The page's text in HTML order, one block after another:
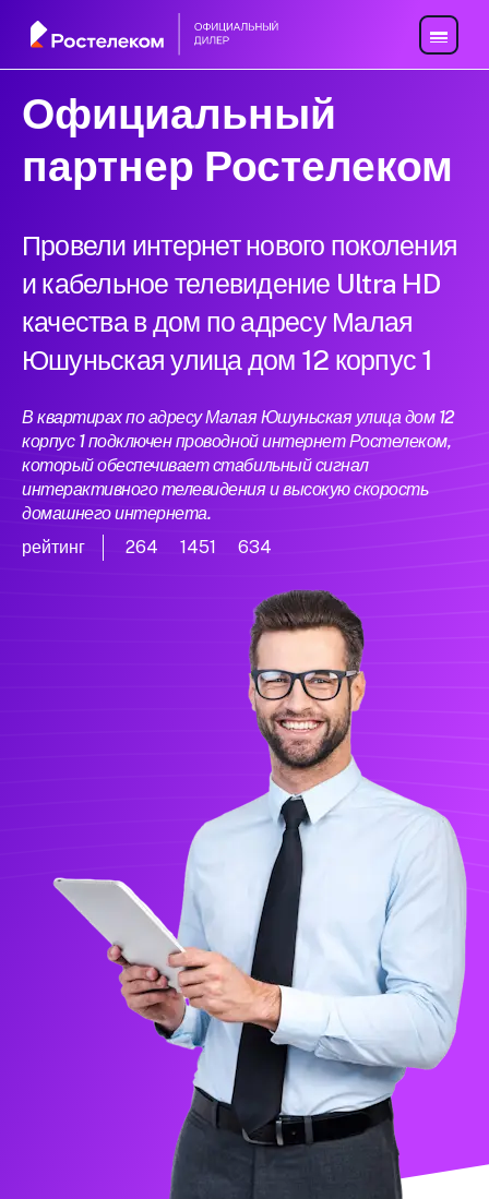
Официальный
партнер Ростелеком
Провели интернет нового поколения
и кабельное телевидение Ultra HD
качества в дом по адресу Малая
Юшуньская улица дом 12 корпус 1
В квартирах по адресу Малая Юшуньская улица дом 12
корпус 1 подключен проводной интернет Ростелеком,
который обеспечивает стабильный сигнал
интерактивного телевидения и высокую скорость
домашнего интернета.
рейтинг
264 1451 634